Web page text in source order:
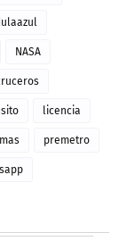
NASA
licencia
premetro